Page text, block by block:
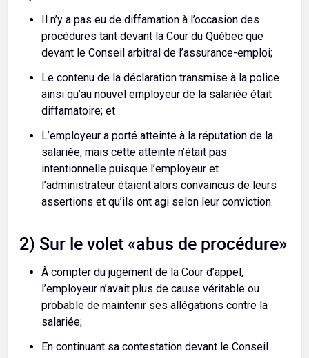
Il n’y a pas eu de diffamation à l’occasion des
procédures tant devant la Cour du Québec que
devant le Conseil arbitral de l’assurance-emploi;
Le contenu de la déclaration transmise à la police
ainsi qu’au nouvel employeur de la salariée était
diffamatoire; et
L’employeur a porté atteinte à la réputation de la
salariée, mais cette atteinte n’était pas
intentionnelle puisque l’employeur et
l’administrateur étaient alors convaincus de leurs
assertions et qu’ils ont agi selon leur conviction.
2) Sur le volet «abus de procédure»
À compter du jugement de la Cour d’appel,
l’employeur n’avait plus de cause véritable ou
probable de maintenir ses allégations contre la
salariée;
En continuant sa contestation devant le Conseil